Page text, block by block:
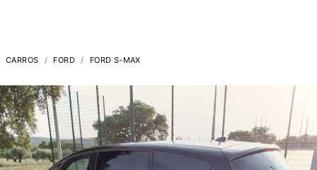
CARROS FORD FORD S-MAX